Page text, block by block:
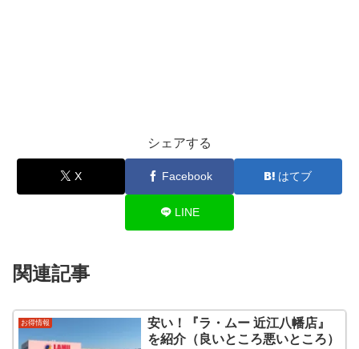
シェアする
X Facebook はてブ
LINE
関連記事
お得情報
安い！『ラ・ムー 近江八幡店』
を紹介（良いところ悪いところ）